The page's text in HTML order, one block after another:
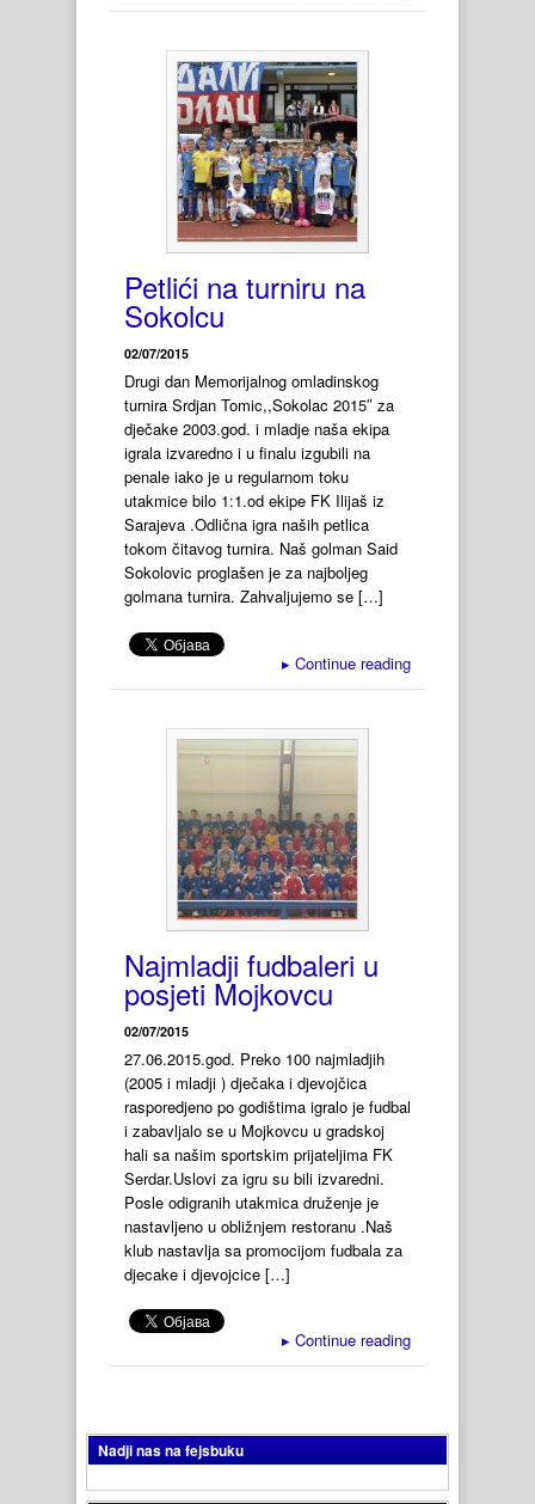
Petlići na turniru na
Sokolcu
02/07/2015
Drugi dan Memorijalnog omladinskog
turnira Srdjan Tomic,,Sokolac 2015″ za
dječake 2003.god. i mladje naša ekipa
igrala izvaredno i u finalu izgubili na
penale iako je u regularnom toku
utakmice bilo 1:1.od ekipe FK Ilijaš iz
Sarajeva .Odlična igra naših petlica
tokom čitavog turnira. Naš golman Said
Sokolovic proglašen je za najboljeg
golmana turnira. Zahvaljujemo se […]
▸ Continue reading
Najmladji fudbaleri u
posjeti Mojkovcu
02/07/2015
27.06.2015.god. Preko 100 najmladjih
(2005 i mladji ) dječaka i djevojčica
rasporedjeno po godištima igralo je fudbal
i zabavljalo se u Mojkovcu u gradskoj
hali sa našim sportskim prijateljima FK
Serdar.Uslovi za igru su bili izvaredni.
Posle odigranih utakmica druženje je
nastavljeno u obližnjem restoranu .Naš
klub nastavlja sa promocijom fudbala za
djecake i djevojcice […]
▸ Continue reading
Nadji nas na fejsbuku